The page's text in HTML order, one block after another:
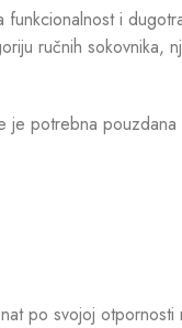
i
ručnih sokovnika,
je potrebna
po svojoj otpornosti